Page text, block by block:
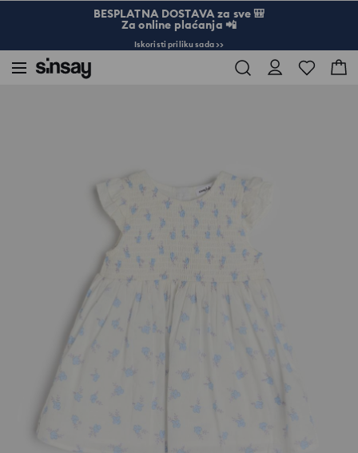
BESPLATNA DOSTAVA za sve 🎒
Za online plaćanja 📲
Iskoristi priliku sada >>